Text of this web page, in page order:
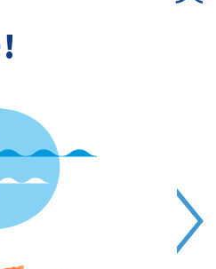
バーラブストーリー】女優・
美穂さん「青春のそばに